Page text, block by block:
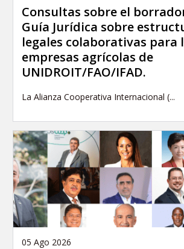
Consultas sobre el
Guía Jurídica sobre
legales colaborativas para
empresas agrícolas de
UNIDROIT/FAO/IFAD.
La Alianza Cooperativa Internacional (...
05 Ago 2026